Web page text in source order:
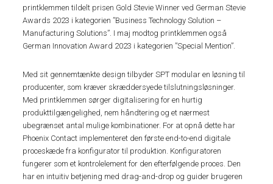
printklemmen tildelt prisen Gold Stevie Winner ved German Stevie
Awards 2023 i kategorien ”Business Technology Solution –
Manufacturing Solutions”. I maj modtog printklemmen også
German Innovation Award 2023 i kategorien ”Special Mention”.
Med sit gennemtænkte design tilbyder SPT modular en løsning til
producenter, som kræver skræddersyede tilslutningsløsninger.
Med printklemmen sørger digitalisering for en hurtig
produkttilgængelighed, nem håndtering og et nærmest
ubegrænset antal mulige kombinationer. For at opnå dette har
Phoenix Contact implementeret den første end-to-end digitale
proceskæde fra konfigurator til produktion. Konfiguratoren
fungerer som et kontrolelement for den efterfølgende proces. Den
har en intuitiv betjening med drag-and-drop og guider brugeren